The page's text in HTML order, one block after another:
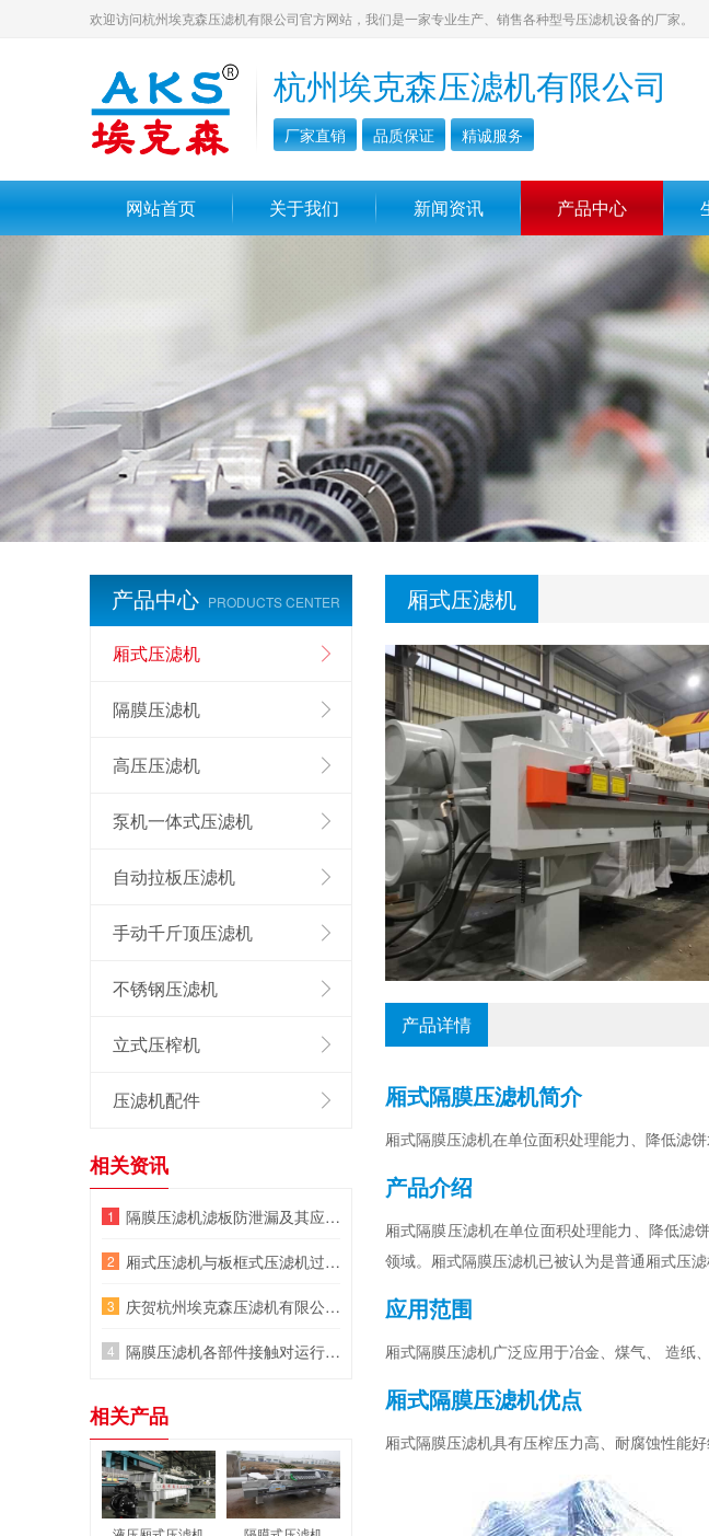
欢迎访问杭州埃克森压滤机有限公司官方网站，我们是一家专业生产、销售各种型号压滤机设备的厂家。
杭州埃克森压滤机有限公司
厂家直销 品质保证 精诚服务
网站首页 关于我们 新闻资讯 产品中心
厢式压滤机
产品详情
厢式隔膜压滤机简介
厢式隔膜压滤机在单位面积处理能力、降低滤
产品介绍
厢式隔膜压滤机在单位面积处理能力、降低滤
领域。厢式隔膜压滤机已被认为是普通厢式压滤
应用范围
厢式隔膜压滤机广泛应用于冶金、煤气、 造纸
厢式隔膜压滤机优点
厢式隔膜压滤机具有压榨压力高、耐腐蚀性能
产品中心 PRODUCTS CENTER
厢式压滤机
隔膜压滤机
高压压滤机
泵机一体式压滤机
自动拉板压滤机
手动千斤顶压滤机
不锈钢压滤机
立式压榨机
压滤机配件
相关资讯
隔膜压滤机滤板防泄漏及其应用领域
厢式压滤机与板框式压滤机过滤性能的比较
庆贺杭州埃克森压滤机有限公司网站改版成功!
隔膜压滤机各部件接触对运行的影响
相关产品